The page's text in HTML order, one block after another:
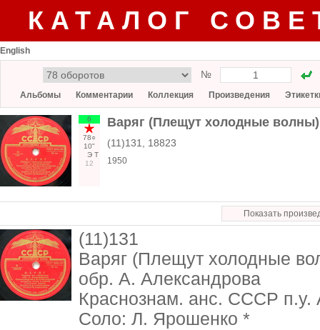
КАТАЛОГ
English
№
Альбомы Комментарии Коллекция Произведения
6
78○
10"
Э Т
12
Варяг (Плещут холодные
(11)131, 18823
1950
Показать
(11)131
Варяг (Плещут холодные
обр. А. Александрова
Краснознам. анс. СССР
Соло: Л. Ярошенко *